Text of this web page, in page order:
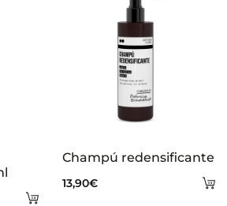
Añadir
Champú redensificante
13,90€